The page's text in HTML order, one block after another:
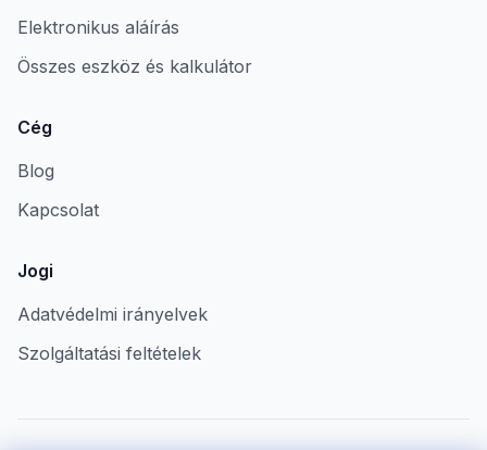
Elektronikus aláírás
Összes eszköz és kalkulátor
Cég
Blog
Kapcsolat
Jogi
Adatvédelmi irányelvek
Szolgáltatási feltételek